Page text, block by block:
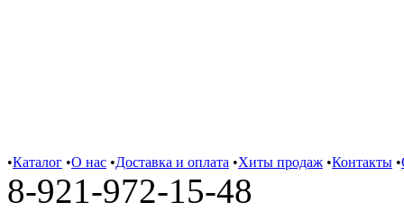
•Каталог •О нас •Доставка и оплата •Хиты продаж •Контакты •
8-921-972-15-48